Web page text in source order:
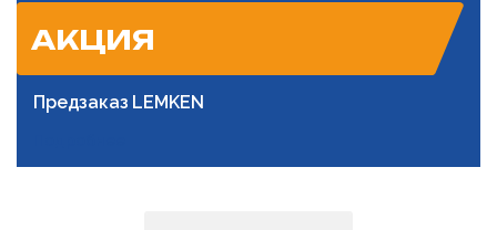
АКЦИЯ
Предзаказ LEMKEN